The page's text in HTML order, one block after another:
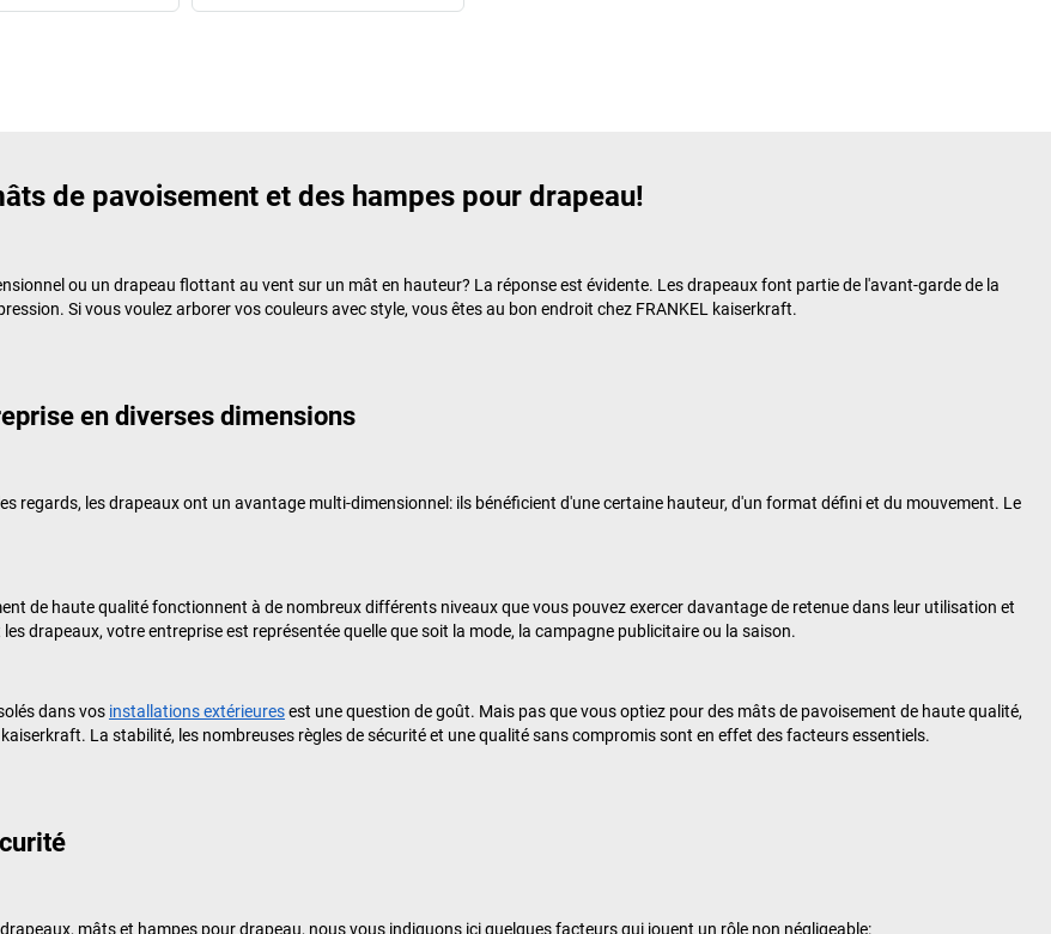
de pavoisement et des hampes pour drapeau!
ou un drapeau flottant au vent sur un mât en hauteur? La réponse est évidente. Les drapeaux font partie de l'avant-garde de la
Si vous voulez arborer vos couleurs avec style, vous êtes au bon endroit chez FRANKEL kaiserkraft.
en diverses dimensions
regards, les drapeaux ont un avantage multi-dimensionnel: ils bénéficient d'une certaine hauteur, d'un format défini et du mouvement. Le
de haute qualité fonctionnent à de nombreux différents niveaux que vous pouvez exercer davantage de retenue dans leur utilisation et
drapeaux, votre entreprise est représentée quelle que soit la mode, la campagne publicitaire ou la saison.
dans vos installations extérieuresest une question de goût. Mais pas que vous optiez pour des mâts de pavoisement de haute qualité,
kaiserkraft. La stabilité, les nombreuses règles de sécurité et une qualité sans compromis sont en effet des facteurs essentiels.
mâts et hampes pour drapeau, nous vous indiquons ici quelques facteurs qui jouent un rôle non négligeable: